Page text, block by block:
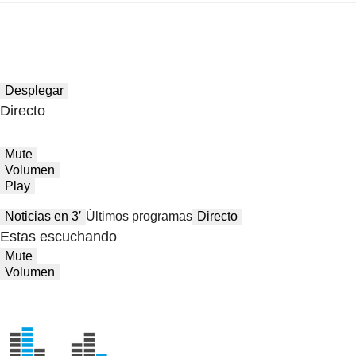
Desplegar
Directo
Mute
Volumen
Play
Noticias en 3′ Últimos programas Directo
Estas escuchando
Mute
Volumen